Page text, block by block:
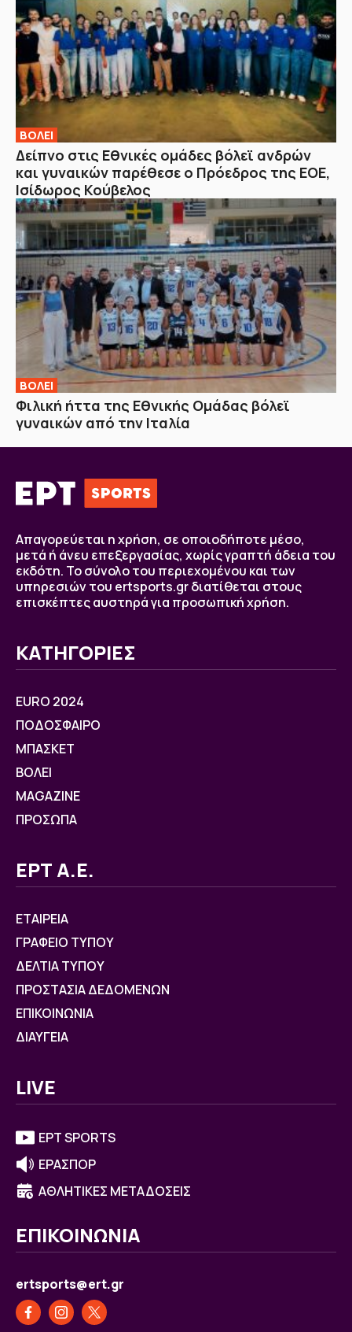
ΒOΛΕΙ
Δείπνο στις Εθνικές ομάδες βόλεϊ ανδρών
και γυναικών παρέθεσε ο Πρόεδρος της ΕΟΕ,
Ισίδωρος Κούβελος
ΒOΛΕΙ
Φιλική ήττα της Εθνικής Ομάδας βόλεϊ
γυναικών από την Ιταλία
Απαγορεύεται η χρήση, σε οποιοδήποτε μέσο,
μετά ή άνευ επεξεργασίας, χωρίς γραπτή άδεια του
εκδότη. Το σύνολο του περιεχομένου και των
υπηρεσιών του ertsports.gr διατίθεται στους
επισκέπτες αυστηρά για προσωπική χρήση.
ΚΑΤΗΓΟΡΙΕΣ
EURO 2024
ΠΟΔΟΣΦΑΙΡΟ
ΜΠΑΣΚΕΤ
ΒOΛΕΙ
MAGAZINE
ΠΡΟΣΩΠΑ
ΕΡΤ Α.Ε.
ΕΤΑΙΡΕΙΑ
ΓΡΑΦΕΙΟ ΤΥΠΟΥ
ΔΕΛΤΙΑ ΤΥΠΟΥ
ΠΡΟΣΤΑΣΙΑ ΔΕΔΟΜΕΝΩΝ
ΕΠΙΚΟΙΝΩΝΙΑ
ΔΙΑΥΓΕΙΑ
LIVE
ΕΡΤ SPORTS
ΕΡΑΣΠΟΡ
ΑΘΛΗΤΙΚΕΣ ΜΕΤΑΔΟΣΕΙΣ
ΕΠΙΚΟΙΝΩΝΙΑ
ertsports@ert.gr